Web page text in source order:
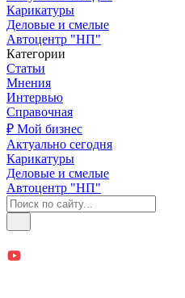
Карикатуры
Деловые и смелые
Автоцентр "НП"
Категории
Статьи
Мнения
Интервью
Справочная
₽ Мой бизнес
Актуально сегодня
Карикатуры
Деловые и смелые
Автоцентр "НП"